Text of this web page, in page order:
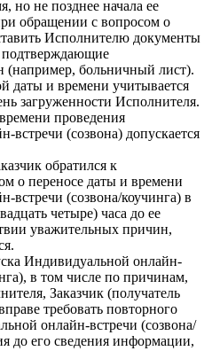
но не позднее начала ее
обращении с вопросом о
Исполнителю документы
подтверждающие
(например, больничный лист).
даты и времени учитывается
загруженности Исполнителя.
проведения
встречи (созвона) допускается
обратился к
о переносе даты и времени
встречи (созвона/коучинга) в
четыре) часа до ее
уважительных причин,
Индивидуальной онлайн-
в том числе по причинам,
Заказчик (получатель
требовать повторного
онлайн-встречи (созвона/
до его сведения информации,